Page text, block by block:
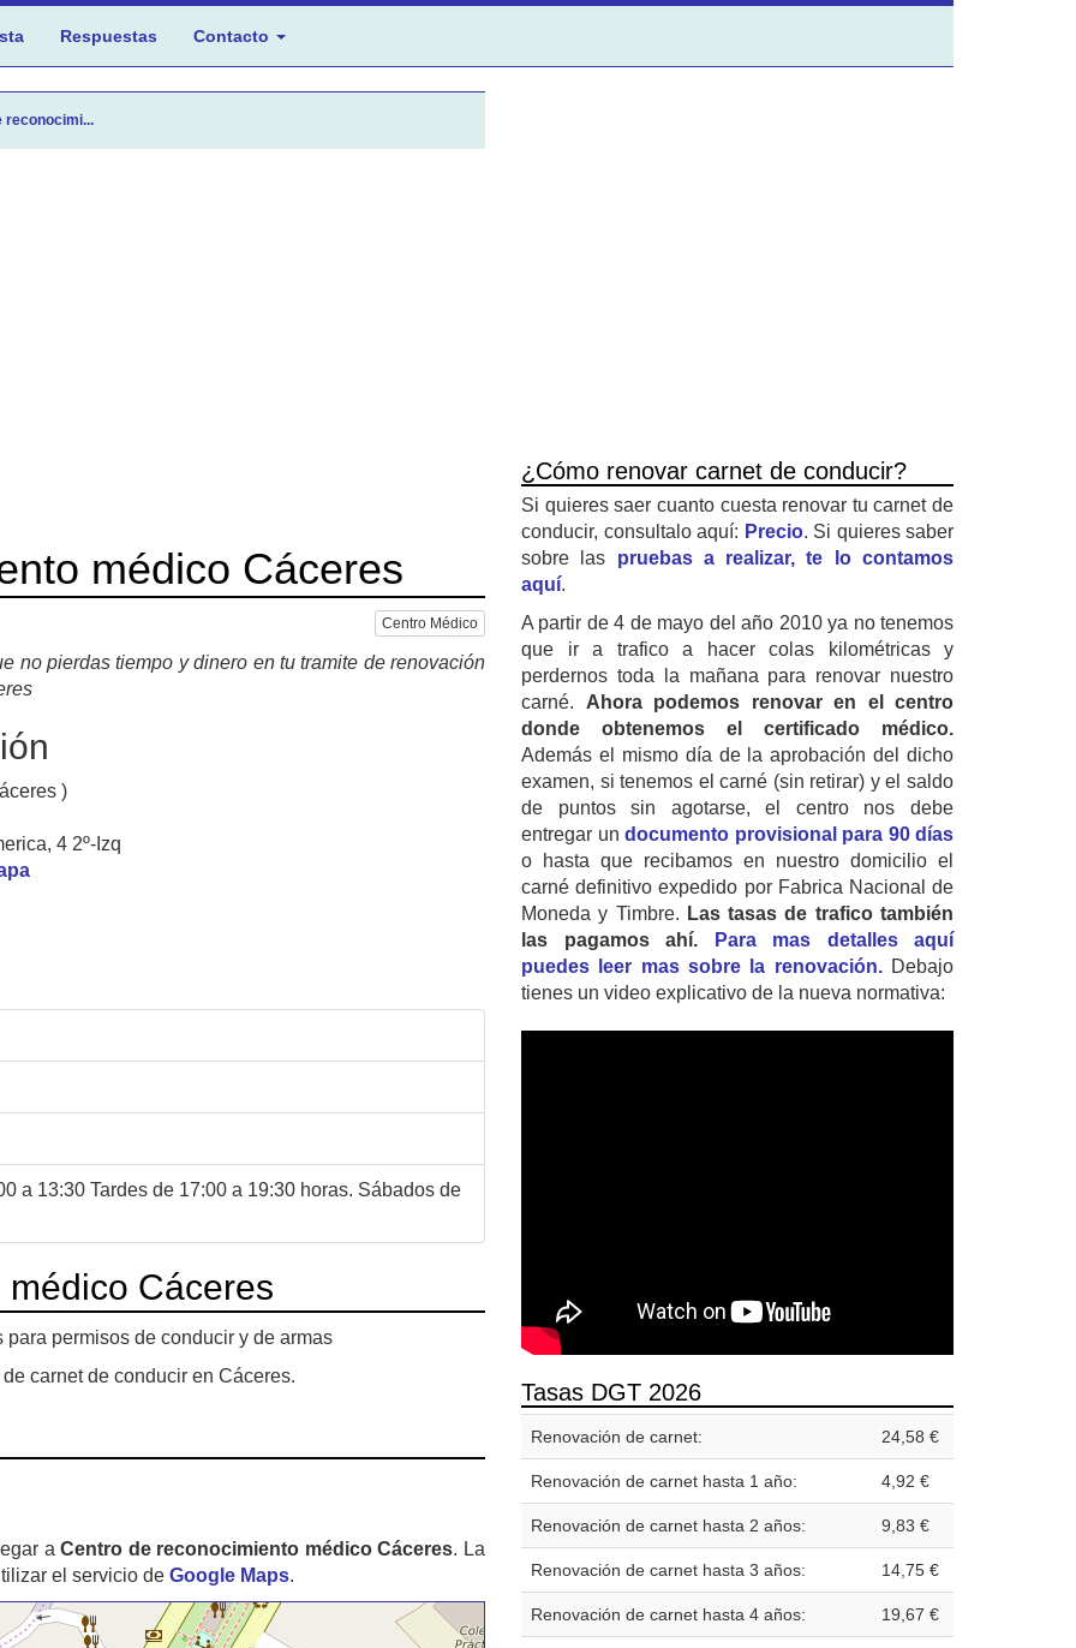
Respuestas Contacto
reconocimi...
médico Cáceres
Centro Médico
no pierdas tiempo y dinero en tu tramite de renovación
)
4 2º-Izq
a 13:30 Tardes de 17:00 a 19:30 horas. Sábados de
Cáceres
permisos de conducir y de armas
carnet de conducir en Cáceres.
aCentro de reconocimiento médico Cáceres. La
el servicio de Google Maps.
¿Cómo renovar carnet de conducir?
Si quieres saer cuanto cuesta renovar tu carnet de
conducir, consultalo aquí: Precio. Si quieres saber
sobre las pruebas a realizar, te lo contamos
aquí.
A partir de 4 de mayo del año 2010 ya no tenemos
que ir a trafico a hacer colas kilométricas y
perdernos toda la mañana para renovar nuestro
carné. Ahora podemos renovar en el centro
donde obtenemos el certificado médico.
Además el mismo día de la aprobación del dicho
examen, si tenemos el carné (sin retirar) y el saldo
de puntos sin agotarse, el centro nos debe
entregar un documento provisional para 90 días
o hasta que recibamos en nuestro domicilio el
carné definitivo expedido por Fabrica Nacional de
Moneda y Timbre. Las tasas de trafico también
las pagamos ahí.
Para mas detalles aquí
puedes leer mas sobre la renovación.Debajo
tienes un video explicativo de la nueva normativa:
Tasas DGT 2026
Renovación de carnet: 24,58 €
Renovación de carnet hasta 1 año: 4,92 €
Renovación de carnet hasta 2 años: 9,83 €
Renovación de carnet hasta 3 años: 14,75 €
Renovación de carnet hasta 4 años: 19,67 €